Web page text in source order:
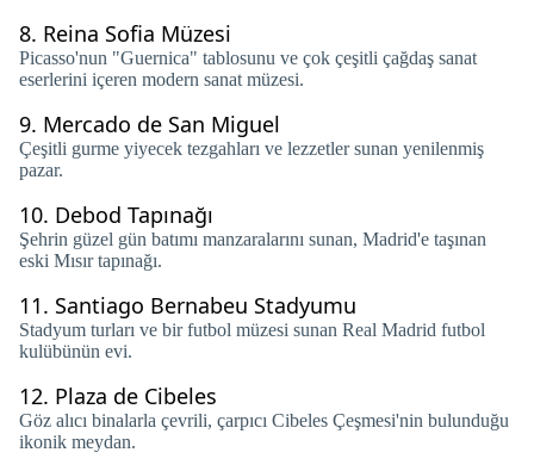
8. Reina Sofia Müzesi
Picasso'nun "Guernica" tablosunu ve çok çeşitli çağdaş sanat
eserlerini içeren modern sanat müzesi.
9. Mercado de San Miguel
Çeşitli gurme yiyecek tezgahları ve lezzetler sunan yenilenmiş
pazar.
10. Debod Tapınağı
Şehrin güzel gün batımı manzaralarını sunan, Madrid'e taşınan
eski Mısır tapınağı.
11. Santiago Bernabeu Stadyumu
Stadyum turları ve bir futbol müzesi sunan Real Madrid futbol
kulübünün evi.
12. Plaza de Cibeles
Göz alıcı binalarla çevrili, çarpıcı Cibeles Çeşmesi'nin bulunduğu
ikonik meydan.